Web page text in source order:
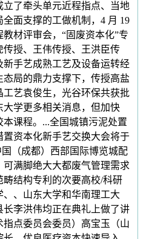
了牵头单元近程指点、当地
面支撑的工做机制，4 月 19
材评审会，“固废资本化”专
授、王伟传授、王洪臣传
手艺成熟工艺及设备运转经
局的鼎力支撑下，传授高盐
艺袁俊生，光谷环保共获批
大学更多相关消息，但加快
课程。...全国城镇污泥处置
资本化新手艺交换大会将于
国（成都）西部国际博览城配
满脚绝大大都废气管理需求
畴结构专利的次要高校/科研
、、山东大学和华南理工大
李洪伟均正在典礼上做了讲
点委员会委员）高宝玉（山